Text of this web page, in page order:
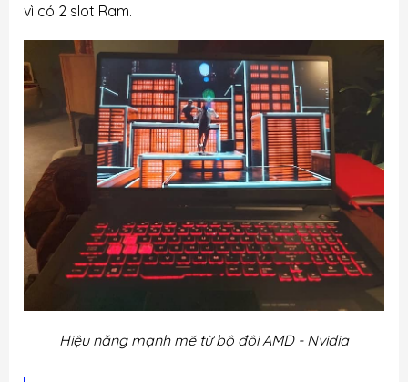
vì có 2 slot Ram.
Hiệu năng mạnh mẽ từ bộ đôi AMD - Nvidia